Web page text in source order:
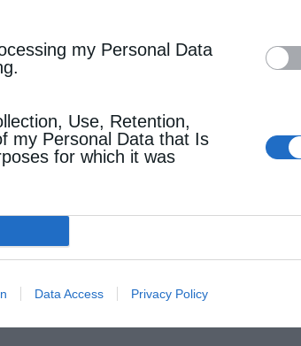
my Personal Data
Use, Retention,
my Personal Data that Is
for which it was
Data Access Privacy Policy